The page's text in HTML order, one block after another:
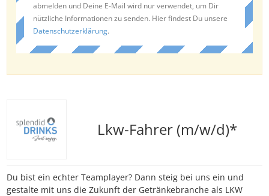
abmelden und Deine E-Mail wird nur verwendet, um Dir
nützliche Informationen zu senden. Hier findest Du unsere
Datenschutzerklärung.
Lkw-Fahrer (m/w/d)*
Du bist ein echter Teamplayer? Dann steig bei uns ein und
gestalte mit uns die Zukunft der Getränkebranche als LKW